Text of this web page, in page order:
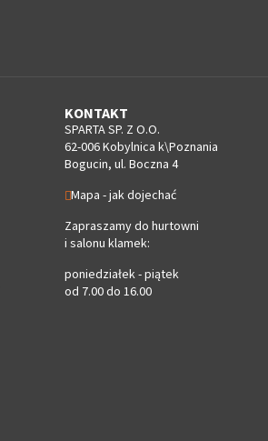
KONTAKT
SPARTA SP. Z O.O.
62-006 Kobylnica k\Poznania
Bogucin, ul. Boczna 4
Mapa - jak dojechać
Zapraszamy do hurtowni
i salonu klamek:
poniedziałek - piątek
od 7.00 do 16.00